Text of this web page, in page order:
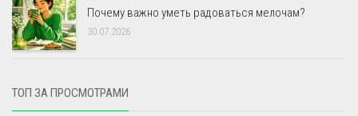
Почему важно уметь радоваться мелочам?
30.07.2026
ТОП ЗА ПРОСМОТРАМИ